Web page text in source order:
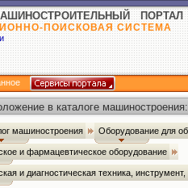
ПОРТАЛ
ПОИСКОВАЯ СИСТЕМА
в каталоге машиностроения:
машиностроения Оборудование для
и фармацевтическое оборудование
и диагностическая техника,